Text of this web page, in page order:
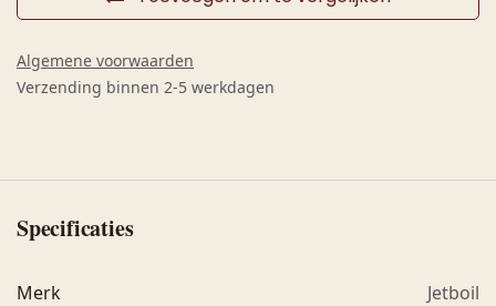
Algemene voorwaarden
Verzending binnen 2-5 werkdagen
Specificaties
Merk Jetboil